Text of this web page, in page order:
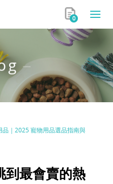
0
｜2025 寵物用品選品指南與
到最會賣的熱